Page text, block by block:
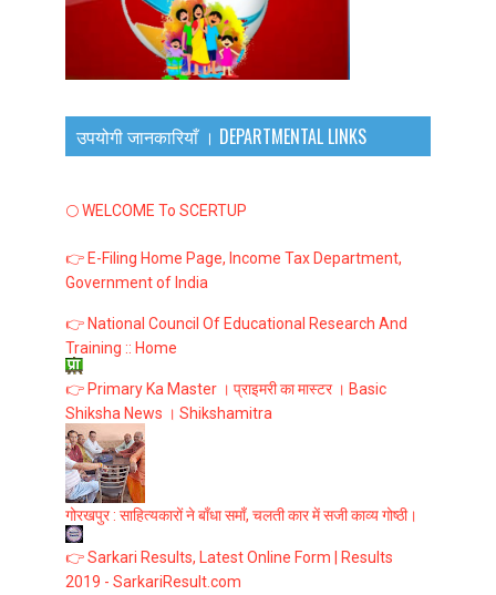
उपयोगी जानकारियाँ । DEPARTMENTAL LINKS
🌕 WELCOME To SCERTUP
👉 E-Filing Home Page, Income Tax Department,
Government of India
👉 National Council Of Educational Research And
Training :: Home
👉 Primary Ka Master । प्राइमरी का मास्टर । Basic
Shiksha News । Shikshamitra
गोरखपुर : साहित्यकारों ने बाँधा समाँ, चलती कार में सजी काव्य गोष्ठी।
👉 Sarkari Results, Latest Online Form | Results
2019 - SarkariResult.com